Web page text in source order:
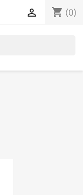
shopping_cart (0)
